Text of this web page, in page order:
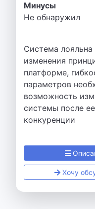
Минусы
Не обнаружил
Система
изменения
платформе,
параметров
возможность
системы после
конкуренции
Хочу